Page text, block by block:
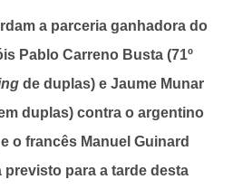
a parceria ganhadora do
Pablo Carreno Busta (71º
de duplas) e Jaume Munar
duplas) contra o argentino
o francês Manuel Guinard
previsto para a tarde desta